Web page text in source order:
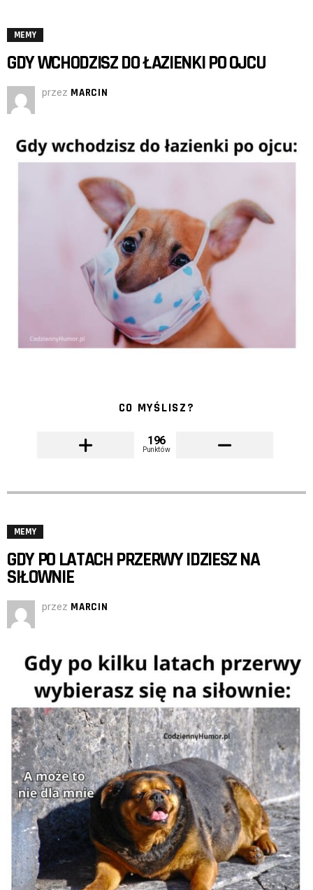
MEMY
GDY WCHODZISZ DO ŁAZIENKI PO OJCU
przez MARCIN
CO MYŚLISZ?
196
Punktów
MEMY
GDY PO LATACH PRZERWY IDZIESZ NA
SIŁOWNIE
przez MARCIN